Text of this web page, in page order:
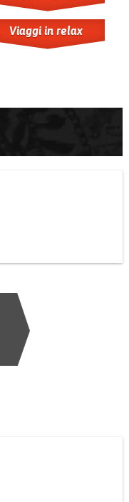
Viaggi in relax